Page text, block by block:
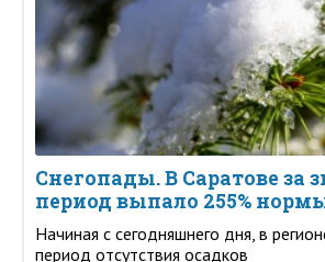
Снегопады. В Саратове за
период выпало 255%
Начиная с сегодняшнего дня, в
период отсутствия осадков